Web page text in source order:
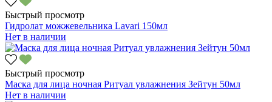
Быстрый просмотр
Гидролат можжевельника Lavari 150мл
Нет в наличии
Быстрый просмотр
Маска для лица ночная Ритуал увлажнения Зейтун 50мл
Нет в наличии